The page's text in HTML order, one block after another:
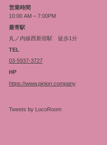
営業時間
10:00 AM – 7:00PM
最寄駅
丸ノ内線西新宿駅 徒歩1分
TEL
03-5937-3727
HP
https://www.pinion.company
Tweets by LocoRoom